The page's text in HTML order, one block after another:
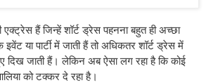
हैं जिन्हें शॉर्ट ड्रेस पहनना बहुत ही अच्छा
इवेंट या पार्टी में जाती हैं तो अधिकतर शॉर्ट ड्रेस में
जाती हैं। लेकिन अब ऐसा लग रहा है कि कोई
को टक्कर दे रहा है।